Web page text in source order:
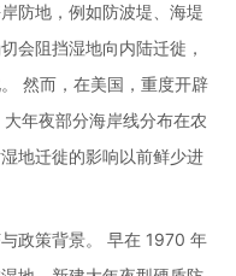
防地，例如防波堤、海堤
会阻挡湿地向内陆迁徙，
然而，在美国，重度开辟
年夜部分海岸线分布在农
地迁徙的影响以前鲜少进
政策背景。 早在 1970 年